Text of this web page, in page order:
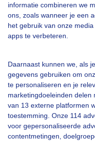
informatie combineren we
ons, zoals wanneer je een
het gebruik van onze
apps te verbeteren.
Daarnaast kunnen we, als
gegevens gebruiken om
te personaliseren en je
marketingdoeleinden
van 13 externe platformen
toestemming. Onze 114
voor gepersonaliseerde
contentmetingen,
Over Buienradar